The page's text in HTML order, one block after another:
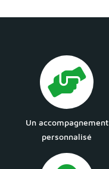
Un accompagnement
personnalisé